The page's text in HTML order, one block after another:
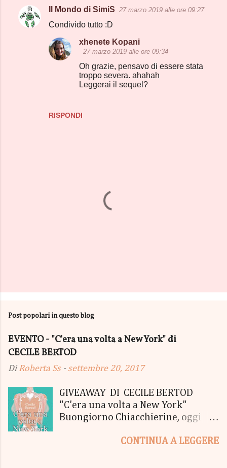
C
Il Mondo di SimiS 27 marzo 2019 alle ore 09:27
Condivido tutto :D
RISPONDI
xhenete Kopani
27 marzo 2019 alle ore 09:34
Oh grazie, pensavo di essere stata
troppo severa. ahahah
Leggerai il sequel?
t
u
n
c
m
e
n
t
o
Post popolari in questo blog
EVENTO - "C'era una volta a New York" di
CECILE BERTOD
DiRoberta Ss - settembre 20, 2017
GIVEAWAY DI CECILE BERTOD
"C'era una volta a New York"
Buongiorno Chiacchierine, oggi
lanciamo il SUPER MEGA GIVEAWAY
CONTINUA A LEGGERE